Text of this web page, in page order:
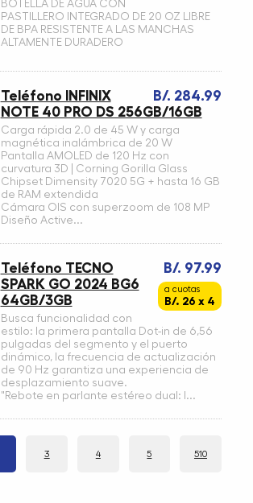
BOTELLA DE AGUA CON
PASTILLERO INTEGRADO DE 20 OZ LIBRE
DE BPA RESISTENTE A LAS MANCHAS
ALTAMENTE DURADERO
B/. 284.99
Teléfono INFINIX
NOTE 40 PRO DS 256GB/16GB
Carga rápida 2.0 de 45 W y carga
magnética inalámbrica de 20 W
Pantalla AMOLED de 120 Hz con
curvatura 3D | Corning Gorilla Glass
Chipset Dimensity 7020 5G + hasta 16 GB
de RAM extendida
Cámara OIS con superzoom de 108 MP
Diseño Active...
B/. 97.99
a cuotas
B/. 26 x 4
Teléfono TECNO
SPARK GO 2024 BG6
64GB/3GB
Busca funcionalidad con
estilo: la primera pantalla Dot-in de 6,56
pulgadas del segmento y el puerto
dinámico, la frecuencia de actualización
de 90 Hz garantiza una experiencia de
desplazamiento suave.
"Rebote en parlante estéreo dual: l...
3 4 5 510